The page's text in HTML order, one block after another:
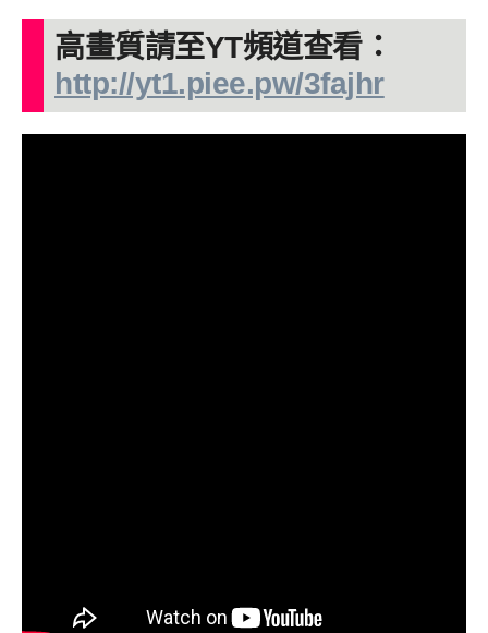
高畫質請至YT頻道查看：
http://yt1.piee.pw/3fajhr